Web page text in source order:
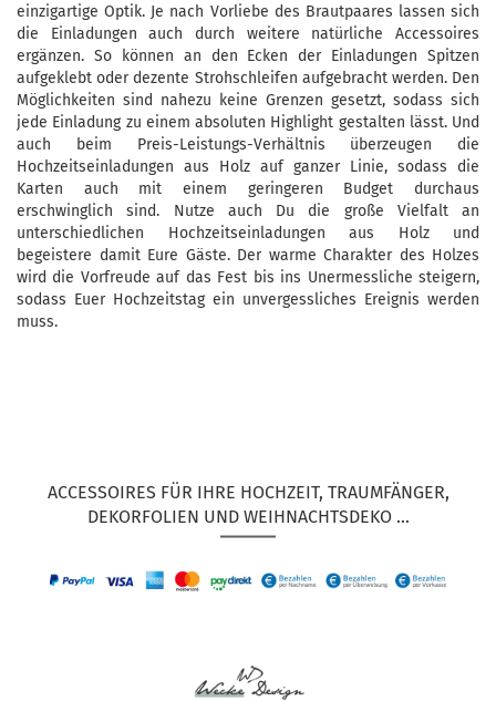
einzigartige Optik. Je nach Vorliebe des Brautpaares lassen sich
die Einladungen auch durch weitere natürliche Accessoires
ergänzen. So können an den Ecken der Einladungen Spitzen
aufgeklebt oder dezente Strohschleifen aufgebracht werden. Den
Möglichkeiten sind nahezu keine Grenzen gesetzt, sodass sich
jede Einladung zu einem absoluten Highlight gestalten lässt. Und
auch beim Preis-Leistungs-Verhältnis überzeugen die
Hochzeitseinladungen aus Holz auf ganzer Linie, sodass die
Karten auch mit einem geringeren Budget durchaus
erschwinglich sind. Nutze auch Du die große Vielfalt an
unterschiedlichen Hochzeitseinladungen aus Holz und
begeistere damit Eure Gäste. Der warme Charakter des Holzes
wird die Vorfreude auf das Fest bis ins Unermessliche steigern,
sodass Euer Hochzeitstag ein unvergessliches Ereignis werden
muss.
ACCESSOIRES FÜR IHRE HOCHZEIT, TRAUMFÄNGER,
DEKORFOLIEN UND WEIHNACHTSDEKO ...